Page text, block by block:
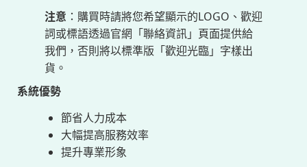
注意 ：購買時請將您希望顯示的LOGO、歡迎
詞或標語透過官網「聯絡資訊」頁面提供給
我們，否則將以標準版「歡迎光臨」字樣出
貨。
系統優勢
節省人力成本
大幅提高服務效率
提升專業形象